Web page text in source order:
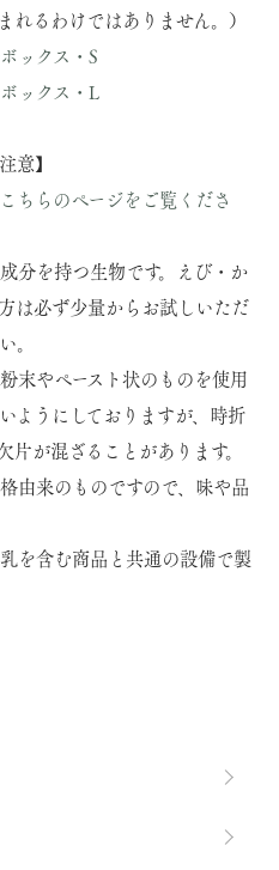
れるわけではありません。）
ックス・S
ックス・L
意】
ちらのページをご覧くださ
分を持つ生物です。えび・か
は必ず少量からお試しいただ
。
末やペースト状のものを使用
ようにしておりますが、時折
が混ざることがあります。
由来のものですので、味や品
を含む商品と共通の設備で製